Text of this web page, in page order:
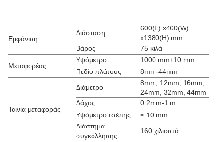
Εμφάνιση
Διάσταση
600(L) x460(W)
x1380(H) mm
Βάρος
75 κιλά
Μεταφορέας
Υψόμετρο
1000 mm±10 mm
Πεδίο πλάτους
8mm-44mm
Ταινία μεταφοράς
Διάμετρο
8mm, 12mm, 16mm,
24mm, 32mm, 44mm
Δάχος
0.2mm-1.m
Υψόμετρο τσέπης
≤ 10 mm
Διάστημα
συγκόλλησης
160 χιλιοστά